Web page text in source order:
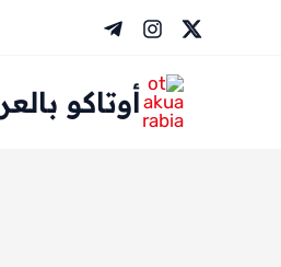
أوتاكو